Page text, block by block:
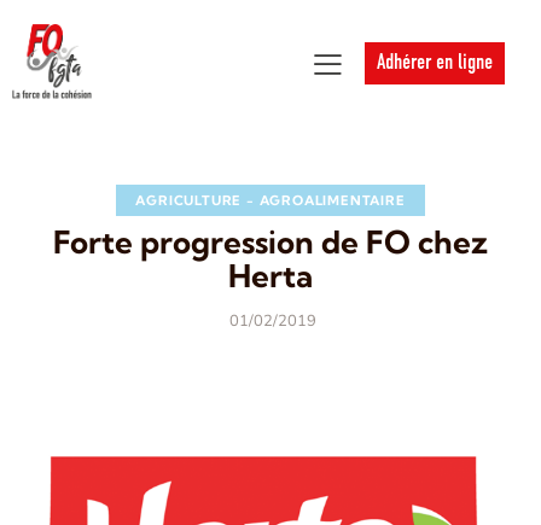
Adhérer en ligne
AGRICULTURE - AGROALIMENTAIRE
Forte progression de FO chez
Herta
01/02/2019